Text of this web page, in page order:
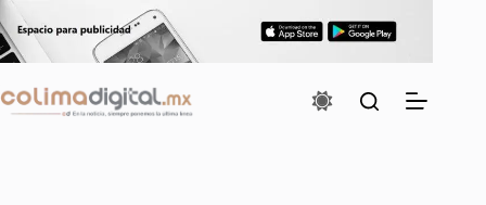
Saltar
al
contenido